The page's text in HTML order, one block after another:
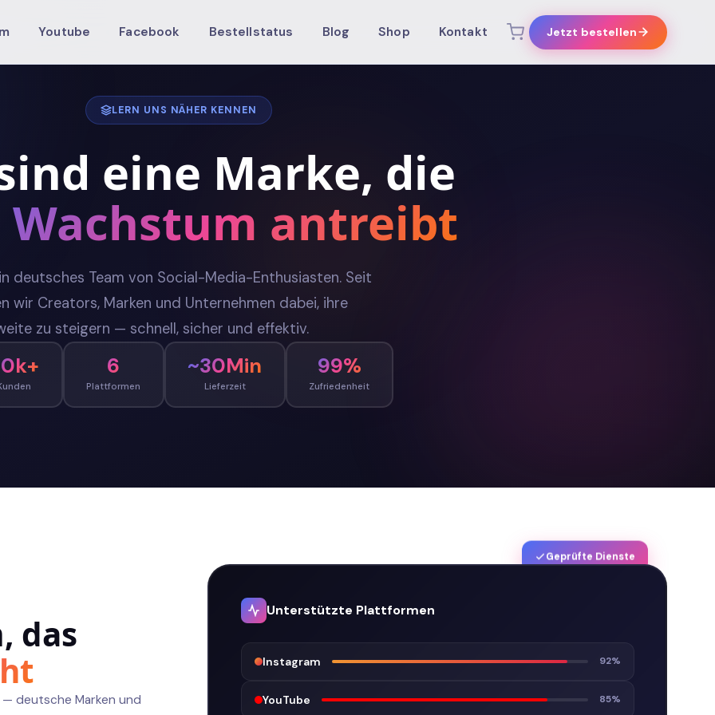
Youtube Facebook Bestellstatus Blog Shop Kontakt Jetzt bestellen
LERN UNS NÄHER KENNEN
eine Marke, die
Wachstum antreibt
deutsches Team von Social-Media-Enthusiasten. Seit
wir Creators, Marken und Unternehmen dabei, ihre
zu steigern — schnell, sicher und effektiv.
6
Plattformen
~30Min
Lieferzeit
99%
Zufriedenheit
das
deutsche Marken und
Geprüfte Dienste
Unterstützte Plattformen
Instagram 92%
YouTube 85%